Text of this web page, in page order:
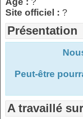
Site officiel : ?
Présentation
Peut-être
A travaillé sur